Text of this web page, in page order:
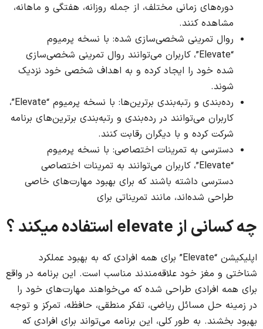
دوره‌های زمانی مختلف، از جمله روزانه، هفتگی و ماهانه،
مشاهده کنند.
روال تمرینی شخصی‌سازی شده: با نسخه پرمیوم
“Elevate”، کاربران می‌توانند روال تمرینی شخصی‌سازی
شده خود را ایجاد کرده و به اهداف شخصی خود نزدیک
شوند.
رده‌بندی و رتبه‌بندی برترین‌ها: با نسخه پرمیوم “Elevate”،
کاربران می‌توانند در رده‌بندی و رتبه‌بندی برترین‌های برنامه
شرکت کرده و با دیگران رقابت کنند.
دسترسی به تمرینات اختصاصی: با نسخه پرمیوم
“Elevate”، کاربران می‌توانند به تمرینات اختصاصی
دسترسی داشته باشند که برای بهبود مهارت‌های خاصی
طراحی شده‌اند، مانند تمریناتی برای
چه کسانی از elevate استفاده میکند ؟
اپلیکیشن “Elevate” برای همه افرادی که به بهبود عملکرد
شناختی و مغز خود علاقه‌مندند مناسب است. این برنامه در واقع
برای همه افرادی طراحی شده که می‌خواهند مهارت‌های خود را
در زمینه حل مسائل ریاضی، تفکر منطقی، حافظه، تمرکز و توجه
بهبود بخشند. به طور کلی، این برنامه می‌تواند برای افرادی که